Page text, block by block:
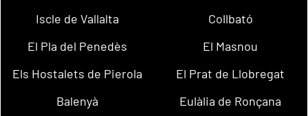
Iscle de Vallalta
Collbató
El Pla del Penedès
El Masnou
Els Hostalets de Pierola
El Prat de Llobregat
Balenyà
Eulàlia de Ronçana